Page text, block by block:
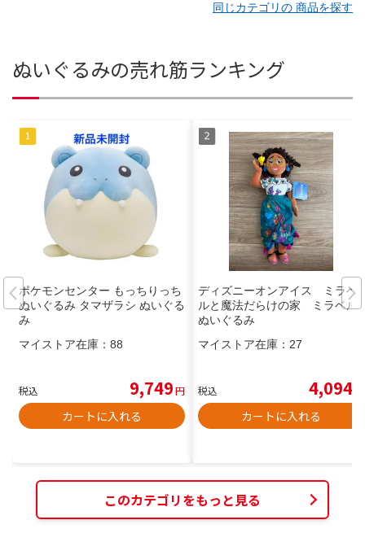
同じカテゴリの 商品を探す
ぬいぐるみの売れ筋ランキング
ポケモンセンター もっちりっち
ぬいぐるみ タマザラシ ぬいぐる
み
マイストア在庫： 88
税込 9,749円
カートに入れる
ディズニーオンアイス ミラベ
ルと魔法だらけの家 ミラベル
ぬいぐるみ
マイストア在庫： 27
税込 4,094
カートに入れる
このカテゴリをもっと見る